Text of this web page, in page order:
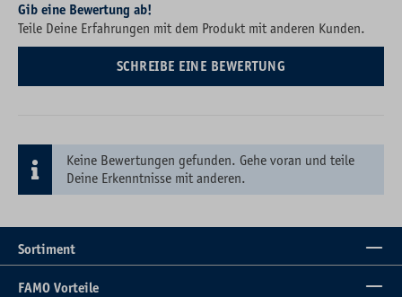
Durchschnittliche Bewertung von 0 von 5 Sternen
Gib eine Bewertung ab!
Teile Deine Erfahrungen mit dem Produkt mit anderen Kunden.
SCHREIBE EINE BEWERTUNG
Keine Bewertungen gefunden. Gehe voran und teile
Deine Erkenntnisse mit anderen.
Sortiment
FAMO Vorteile